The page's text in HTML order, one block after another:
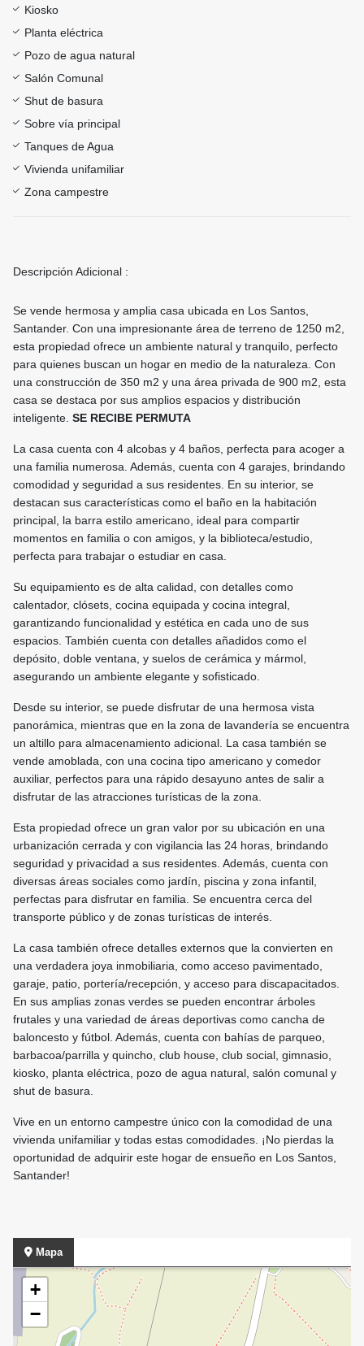
Kiosko
Planta eléctrica
Pozo de agua natural
Salón Comunal
Shut de basura
Sobre vía principal
Tanques de Agua
Vivienda unifamiliar
Zona campestre
Descripción Adicional :
Se vende hermosa y amplia casa ubicada en Los Santos,
Santander. Con una impresionante área de terreno de 1250 m2,
esta propiedad ofrece un ambiente natural y tranquilo, perfecto
para quienes buscan un hogar en medio de la naturaleza. Con
una construcción de 350 m2 y una área privada de 900 m2, esta
casa se destaca por sus amplios espacios y distribución
inteligente. SE RECIBE PERMUTA
La casa cuenta con 4 alcobas y 4 baños, perfecta para acoger a
una familia numerosa. Además, cuenta con 4 garajes, brindando
comodidad y seguridad a sus residentes. En su interior, se
destacan sus características como el baño en la habitación
principal, la barra estilo americano, ideal para compartir
momentos en familia o con amigos, y la biblioteca/estudio,
perfecta para trabajar o estudiar en casa.
Su equipamiento es de alta calidad, con detalles como
calentador, clósets, cocina equipada y cocina integral,
garantizando funcionalidad y estética en cada uno de sus
espacios. También cuenta con detalles añadidos como el
depósito, doble ventana, y suelos de cerámica y mármol,
asegurando un ambiente elegante y sofisticado.
Desde su interior, se puede disfrutar de una hermosa vista
panorámica, mientras que en la zona de lavandería se encuentra
un altillo para almacenamiento adicional. La casa también se
vende amoblada, con una cocina tipo americano y comedor
auxiliar, perfectos para una rápido desayuno antes de salir a
disfrutar de las atracciones turísticas de la zona.
Esta propiedad ofrece un gran valor por su ubicación en una
urbanización cerrada y con vigilancia las 24 horas, brindando
seguridad y privacidad a sus residentes. Además, cuenta con
diversas áreas sociales como jardín, piscina y zona infantil,
perfectas para disfrutar en familia. Se encuentra cerca del
transporte público y de zonas turísticas de interés.
La casa también ofrece detalles externos que la convierten en
una verdadera joya inmobiliaria, como acceso pavimentado,
garaje, patio, portería/recepción, y acceso para discapacitados.
En sus amplias zonas verdes se pueden encontrar árboles
frutales y una variedad de áreas deportivas como cancha de
baloncesto y fútbol. Además, cuenta con bahías de parqueo,
barbacoa/parrilla y quincho, club house, club social, gimnasio,
kiosko, planta eléctrica, pozo de agua natural, salón comunal y
shut de basura.
Vive en un entorno campestre único con la comodidad de una
vivienda unifamiliar y todas estas comodidades. ¡No pierdas la
oportunidad de adquirir este hogar de ensueño en Los Santos,
Santander!
Mapa
+
−